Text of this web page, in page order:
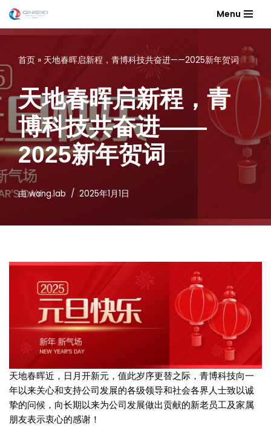
跳
Menu
首页 » 天地春晖启新程，青博科技共奋进——2025新年贺词
天地春晖启新程，青
博科技共奋进——
2025新年贺词
由wang.lab 2025年1月1日
天地春晖近，日月开新元，值此岁序更替之际，青博科技向一
年以来关心和支持公司发展的各级领导和社会各界人士致以诚
挚的问候，向长期以来为公司发展做出贡献的新老员工及家属
朋友表示衷心的感谢！